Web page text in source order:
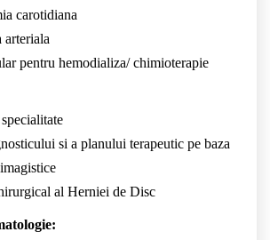
carotidiana
arteriala
pentru hemodializa/ chimioterapie
si a planului terapeutic pe baza
al Herniei de Disc